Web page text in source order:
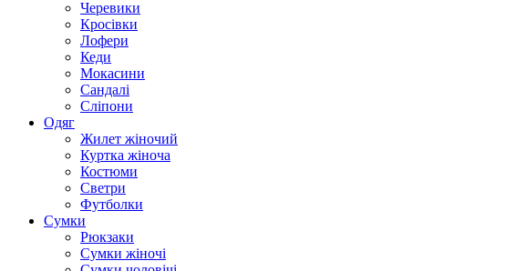
Черевики
Кросівки
Лофери
Кеди
Мокасини
Сандалі
Сліпони
Одяг
Жилет жіночий
Куртка жіноча
Костюми
Светри
Футболки
Сумки
Рюкзаки
Сумки жіночі